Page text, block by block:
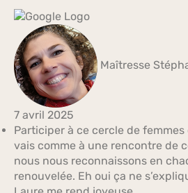
Maîtresse
7 avril 2025
Participer à ce cercle de femmes
vais comme à une rencontre de
nous nous reconnaissons en
renouvelée. Eh oui ça ne